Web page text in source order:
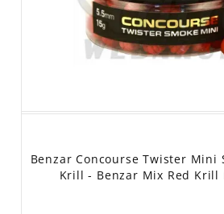
Benzar Concourse Twister Mini
Krill - Benzar Mix Red Krill